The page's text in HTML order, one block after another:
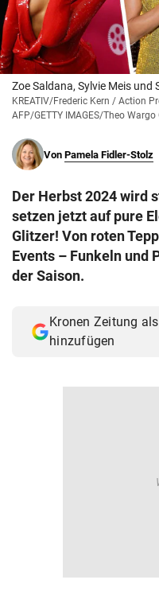
© Krone Multimedia GmbH
Muthgasse 2, 1190 Wien
Zoe Saldana, Sylvie Meis und
KREATIV/Frederic Kern / Action
AFP/GETTY IMAGES/Theo
Von Pamela Fidler-Stolz
Der Herbst 2024 wird
setzen jetzt auf pure
Glitzer! Von roten
Events – Funkeln und
der Saison.
Kronen Zeitung
hinzufügen